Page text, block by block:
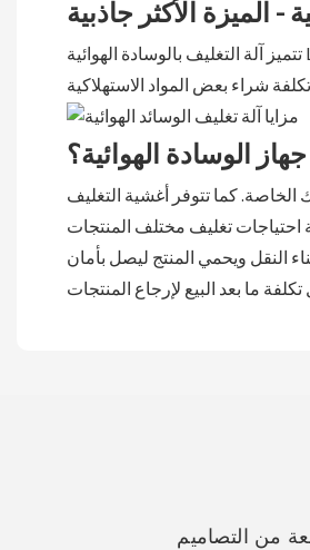
- الميزة الأكثر جاذبية
تتميز آلة التغليف بالوسادة الهوائية LA600 بتصميم بدون سير. بفضل هذه الميزة، تصبح عملية تطبيق الفيلم أسرع وأسهل. كما أن هذا التصميم لا يتطلب استبدال السير بشكل متكرر، مما يُطيل عمر
الوسادة الهوائية؟
الخاصة. كما تتوفر أغشية التغليف
من التصاميم